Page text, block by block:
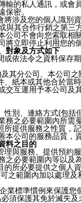
輸的私人通訊，或會
保密。
涉及您的個人識別
與其合作行銷之第三
公司不會向您索取
立即停止利用您的
對象及方式如下
或依法令之資料保存
其分公司、本公司
、紙本或其他合於當
交互運用予本公司及
性別、連絡方式(包
務之必要範圍內所需
所提供服務之性質，
本公司的服務品質，
料之目的
理與服務、提供預約
之必要範圍內等以及
的所必要提供之個人
之範圍內加以處理及
業標準慣例來保護
須保護其免於滅失